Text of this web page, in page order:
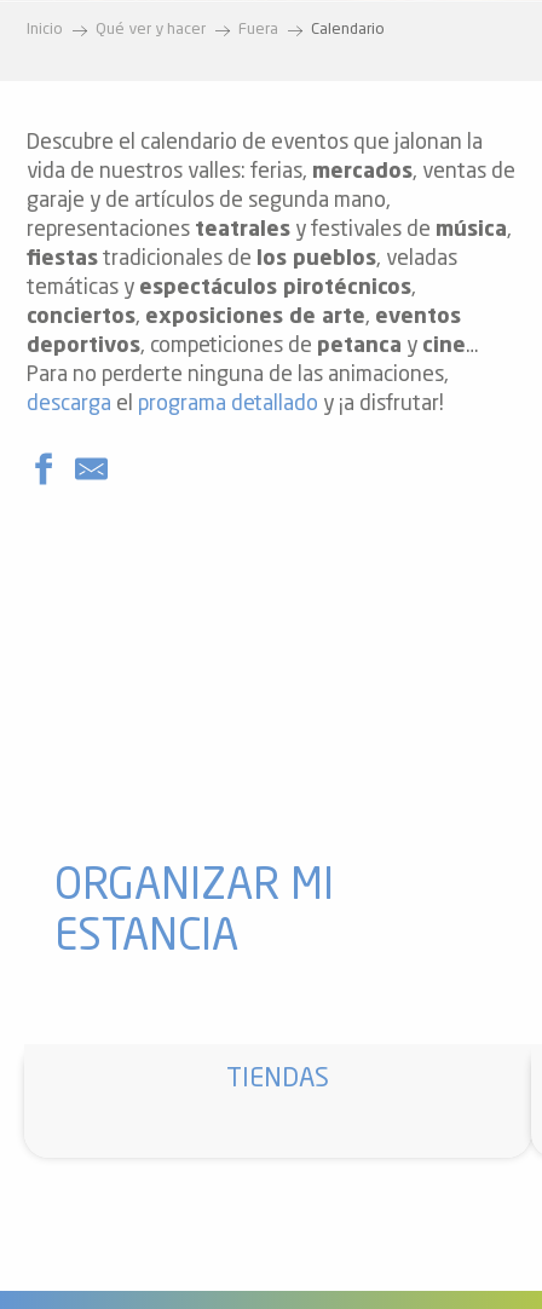
Inicio Qué ver y hacer Fuera Calendario
Descubre el calendario de eventos que jalonan la
vida de nuestros valles: ferias, mercados, ventas de
garaje y de artículos de segunda mano,
representaciones teatrales y festivales de música,
fiestas tradicionales de los pueblos, veladas
temáticas y espectáculos pirotécnicos,
conciertos, exposiciones de arte, eventos
deportivos, competiciones de petanca y cine…
Para no perderte ninguna de las animaciones,
descarga el programa detallado y ¡a disfrutar!
ORGANIZAR MI
ESTANCIA
TIENDAS